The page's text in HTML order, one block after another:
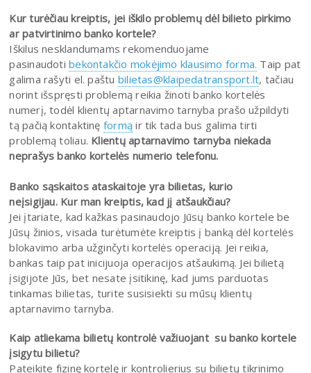
Kur turėčiau kreiptis, jei iškilo problemų dėl bilieto pirkimo
ar patvirtinimo banko kortele?
Iškilus nesklandumams rekomenduojame
pasinaudotibekontakčio mokėjimo klausimo forma. Taip pat
galima rašyti el. paštu bilietas@klaipedatransport.lt, tačiau
norint išspręsti problemą reikia žinoti banko kortelės
numerį, todėl klientų aptarnavimo tarnyba prašo užpildyti
tą pačią kontaktinę formą ir tik tada bus galima tirti
problemą toliau. Klientų aptarnavimo tarnyba niekada
neprašys banko kortelės numerio telefonu.
Banko sąskaitos ataskaitoje yra bilietas, kurio
neįsigijau. Kur man kreiptis, kad jį atšaukčiau?
Jei įtariate, kad kažkas pasinaudojo Jūsų banko kortele be
Jūsų žinios, visada turėtumėte kreiptis į banką dėl kortelės
blokavimo arba užginčyti kortelės operaciją. Jei reikia,
bankas taip pat inicijuoja operacijos atšaukimą. Jei bilietą
įsigijote Jūs, bet nesate įsitikinę, kad jums parduotas
tinkamas bilietas, turite susisiekti su mūsų klientų
aptarnavimo tarnyba.
Kaip atliekama bilietų kontrolė važiuojantsu banko kortele
įsigytu bilietu?
Pateikite fizinę kortelę ir kontrolierius su bilietų tikrinimo